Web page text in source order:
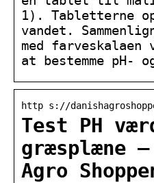
1). Tabletterne
vandet.
med
at bestemme pH-
http s://
Test PH
græsplæne –
Agro